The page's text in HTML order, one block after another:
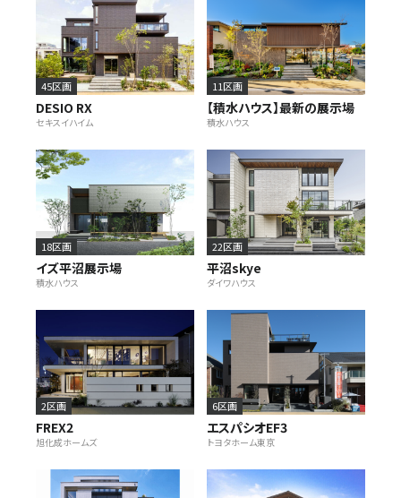
45区画
DESIO RX
セキスイハイム
11区画
【積水ハウス】最新の展示場
積水ハウス
18区画
イズ平沼展示場
積水ハウス
22区画
平沼skye
ダイワハウス
2区画
FREX2
旭化成ホームズ
6区画
エスパシオEF3
トヨタホーム東京
イベント・セミナー・キャンペーン一覧
新着情報一覧
施設・サービス
アクセス
住まいと暮らしのコラム
住宅展示場出展に関するご案内
ハウスメーカーの登録数
31社 55